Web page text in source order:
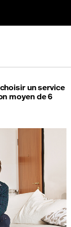
un service
moyen de 6